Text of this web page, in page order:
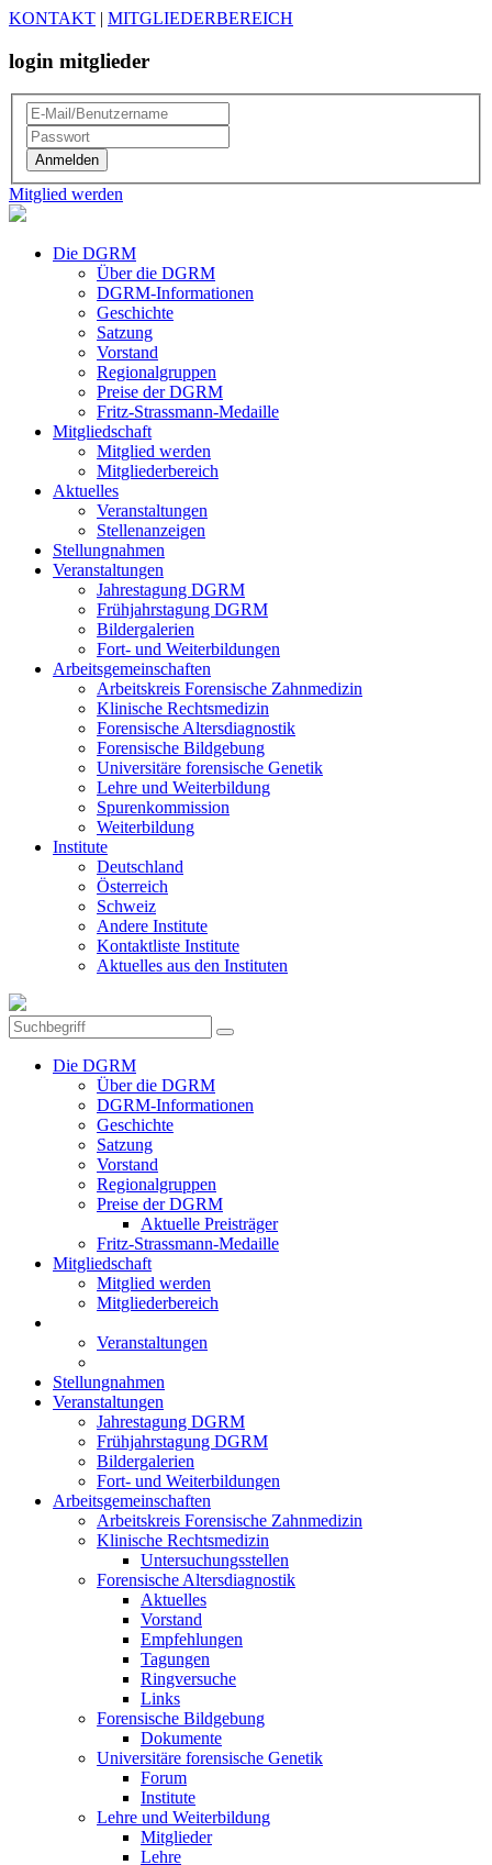
KONTAKT | MITGLIEDERBEREICH
login mitglieder
Mitglied werden
Die DGRM
Über die DGRM
DGRM-Informationen
Geschichte
Satzung
Vorstand
Regionalgruppen
Preise der DGRM
Fritz-Strassmann-Medaille
Mitgliedschaft
Mitglied werden
Mitgliederbereich
Aktuelles
Veranstaltungen
Stellenanzeigen
Stellungnahmen
Veranstaltungen
Jahrestagung DGRM
Frühjahrstagung DGRM
Bildergalerien
Fort- und Weiterbildungen
Arbeitsgemeinschaften
Arbeitskreis Forensische Zahnmedizin
Klinische Rechtsmedizin
Forensische Altersdiagnostik
Forensische Bildgebung
Universitäre forensische Genetik
Lehre und Weiterbildung
Spurenkommission
Weiterbildung
Institute
Deutschland
Österreich
Schweiz
Andere Institute
Kontaktliste Institute
Aktuelles aus den Instituten
Die DGRM
Über die DGRM
DGRM-Informationen
Geschichte
Satzung
Vorstand
Regionalgruppen
Preise der DGRM
Aktuelle Preisträger
Fritz-Strassmann-Medaille
Mitgliedschaft
Mitglied werden
Mitgliederbereich
Veranstaltungen
Stellungnahmen
Veranstaltungen
Jahrestagung DGRM
Frühjahrstagung DGRM
Bildergalerien
Fort- und Weiterbildungen
Arbeitsgemeinschaften
Arbeitskreis Forensische Zahnmedizin
Klinische Rechtsmedizin
Untersuchungsstellen
Forensische Altersdiagnostik
Aktuelles
Vorstand
Empfehlungen
Tagungen
Ringversuche
Links
Forensische Bildgebung
Dokumente
Universitäre forensische Genetik
Forum
Institute
Lehre und Weiterbildung
Mitglieder
Lehre